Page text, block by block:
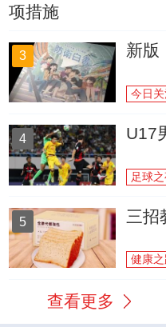
项措施
3 新版
今日关
4 U17
足球
5 三招
健康之
查看更多